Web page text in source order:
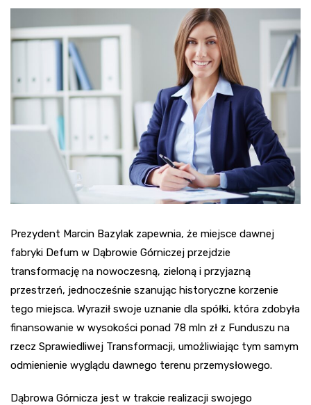
Prezydent Marcin Bazylak zapewnia, że miejsce dawnej
fabryki Defum w Dąbrowie Górniczej przejdzie
transformację na nowoczesną, zieloną i przyjazną
przestrzeń, jednocześnie szanując historyczne korzenie
tego miejsca. Wyraził swoje uznanie dla spółki, która zdobyła
finansowanie w wysokości ponad 78 mln zł z Funduszu na
rzecz Sprawiedliwej Transformacji, umożliwiając tym samym
odmienienie wyglądu dawnego terenu przemysłowego.
Dąbrowa Górnicza jest w trakcie realizacji swojego